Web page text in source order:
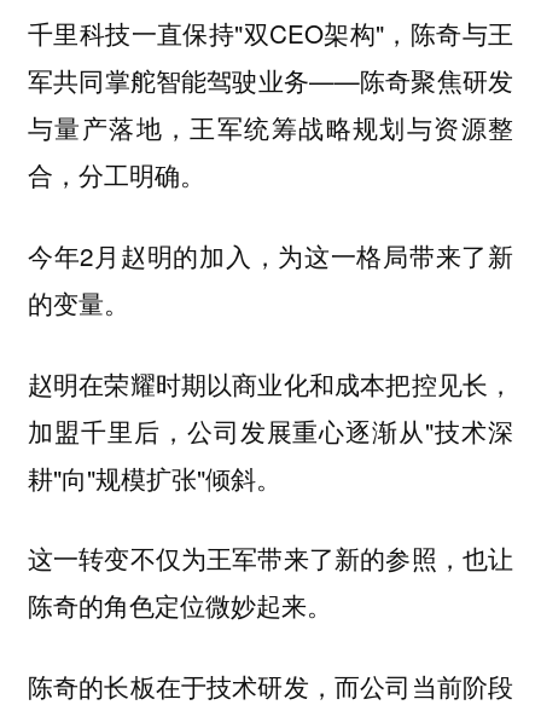
千里科技一直保持"双CEO架构"，陈奇与王
军共同掌舵智能驾驶业务——陈奇聚焦研发
与量产落地，王军统筹战略规划与资源整
合，分工明确。
今年2月赵明的加入，为这一格局带来了新
的变量。
赵明在荣耀时期以商业化和成本把控见长，
加盟千里后，公司发展重心逐渐从"技术深
耕"向"规模扩张"倾斜。
这一转变不仅为王军带来了新的参照，也让
陈奇的角色定位微妙起来。
陈奇的长板在于技术研发，而公司当前阶段